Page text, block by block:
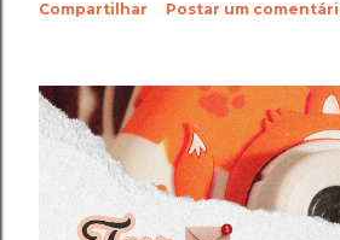
mês em que a disciplina atingiu o
importante foi um exercício de
Aprendi que quando a gente se
verdade com um objetivo, a
uma capacidade de sustentação
sabia que tinha. Foi exaustivo,
Compartilhar Postar um